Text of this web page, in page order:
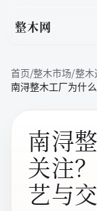
整木网
首页/整木市场/整木
南浔整木工厂为什
南浔
关注
艺与